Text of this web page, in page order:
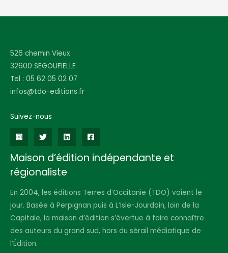
526 chemin Vieux
32600 SEGOUFIELLE
Tel : 05 62 05 02 07
infos@tdo-editions.fr
Suivez-nous
Maison d’édition indépendante et
régionaliste
En 2004, les éditions Terres d’Occitanie (TDO) voient le
jour. Basée à Perpignan puis à L’Isle-Jourdain, loin de la
Capitale, la maison d’édition s’évertue à faire connaître
des auteurs du grand sud, hors du sérail médiatique de
l’Édition.